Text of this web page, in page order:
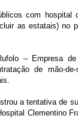
com hospital
as estatais) no
– Empresa de
de mão-de-
a tentativa de
Clementino